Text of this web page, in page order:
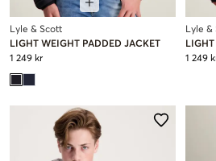
Lyle & Scott
LIGHT WEIGHT PADDED JACKET
1 249 kr
Lyle &
1 249